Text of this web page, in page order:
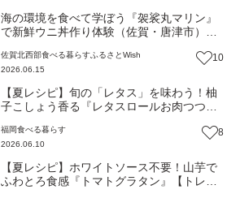
海の環境を食べて学ぼう『袈裟丸マリン』
で新鮮ウニ丼作り体験（佐賀・唐津市）
佐賀北西部食べる暮らす ふるさとWish
2026.06.15
10
【夏レシピ】旬の「レタス」を味わう！柚
子こしょう香る『レタスロールお肉つつ
福岡食べる暮らす
2026.06.10
8
【夏レシピ】ホワイトソース不要！山芋で
ふわとろ食感『トマトグラタン』【トレン